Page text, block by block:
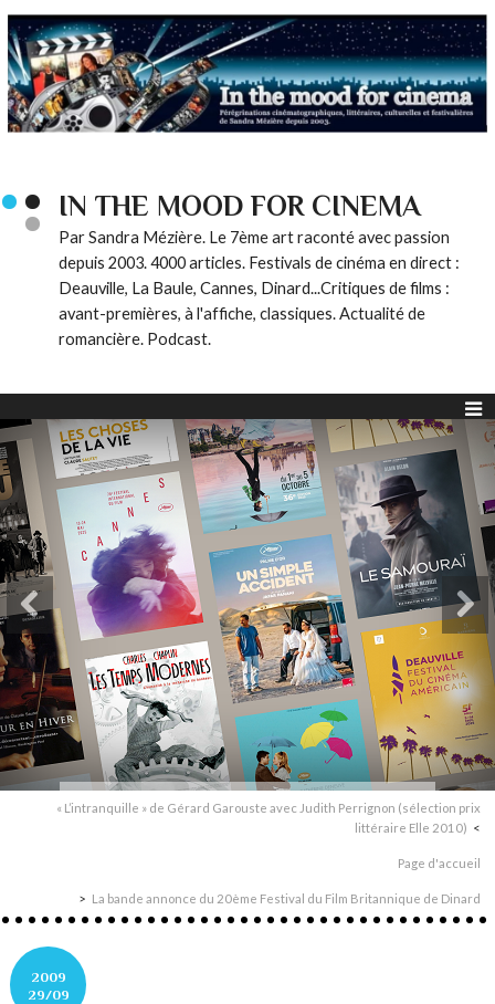
IN THE MOOD FOR CINEMA
Par Sandra Mézière. Le 7ème art raconté avec passion
depuis 2003. 4000 articles. Festivals de cinéma en direct :
Deauville, La Baule, Cannes, Dinard...Critiques de films :
avant-premières, à l'affiche, classiques. Actualité de
romancière. Podcast.
« L’intranquille » de Gérard Garouste avec Judith Perrignon (sélection prix
littéraire Elle 2010)
Page d'accueil
La bande annonce du 20ème Festival du Film Britannique de Dinard
2009
29/09